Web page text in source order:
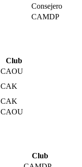
Consejero
CAMDP
Club
CAOU
CAK
CAK
CAOU
Club